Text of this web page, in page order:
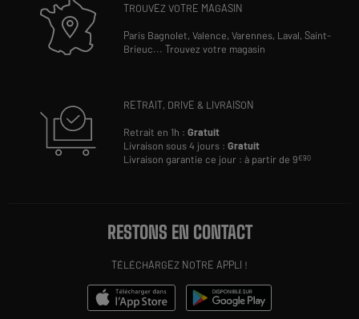
TROUVEZ VOTRE MAGASIN
Paris Bagnolet,Valence,Varennes, Laval,Saint-
Brieuc...Trouvez votre magasin
RETRAIT, DRIVE & LIVRAISON
Retrait en 1h :Gratuit
Livraison sous 4 jours :Gratuit
Livraison garantie ce jour : à partir de 9€90
RESTONS EN CONTACT
TÉLÉCHARGEZ NOTRE APPLI !